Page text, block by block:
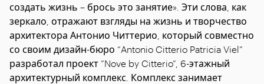
создать жизнь – брось это занятие». Эти слова, как
зеркало, отражают взгляды на жизнь и творчество
архитектора Антонио Читтерио, который совместно
со своим дизайн-бюро “Antonio Citterio Patricia Viel”
разработал проект ”Nove by Citterio”, 6-этажный
архитектурный комплекс. Комплекс занимает